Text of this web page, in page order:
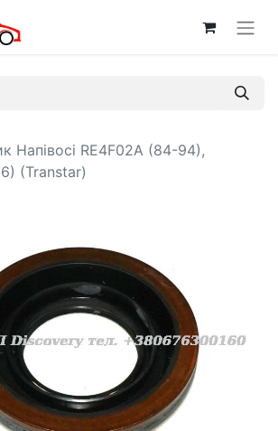
Напівосі RE4F02A (84-94),
(Transtar)